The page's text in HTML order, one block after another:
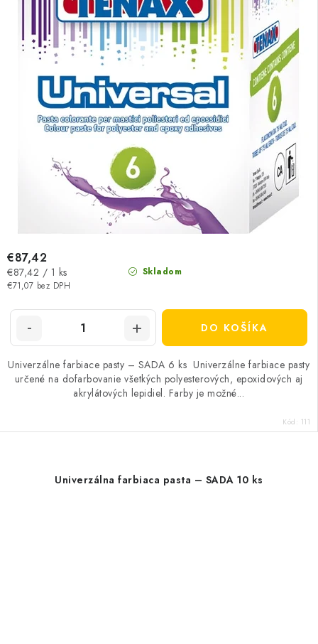
Skladom
€71,07 bez DPH
€87,42
Jednotková
cena:
€87,42 / 1 ks
DO KOŠÍKA
Univerzálne farbiace pasty – SADA 6 ks Univerzálne farbiace pasty
určené na dofarbovanie všetkých polyesterových, epoxidových aj
akrylátových lepidiel. Farby je možné...
Kód: 111
Univerzálna farbiaca pasta – SADA 10 ks